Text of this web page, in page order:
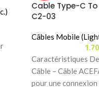
Cable Type-C To
C2-03
Câbles Mobile
Caractéristiques
Câble – Câble
pour une